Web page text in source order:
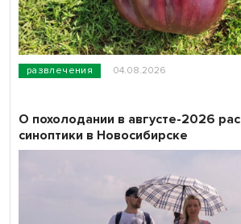
развлечения 04.08.2026
О похолодании в августе-2026
синоптики в Новосибирске